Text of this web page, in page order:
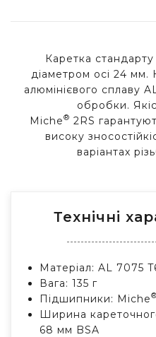
Каретка
діаметром осі 24 мм.
алюмінієвого сплаву
обробки.
Miche® 2RS
високу
варіантах
Технічні
Матеріал: AL 7075
Вага: 135 г
Підшипники: Miche®
Ширина
68 мм BSA